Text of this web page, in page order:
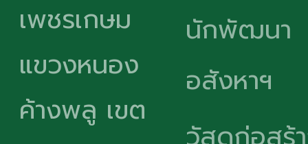
เพชรเกษม
แขวงหนอง
ค้างพลู เขต
นักพัฒนา
อสังหาฯ